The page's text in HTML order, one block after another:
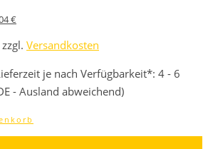
€
€Aktueller
ist:
671,04 €.
Versandkosten
je nach Verfügbarkeit*: 4 - 6
- Ausland abweichend)